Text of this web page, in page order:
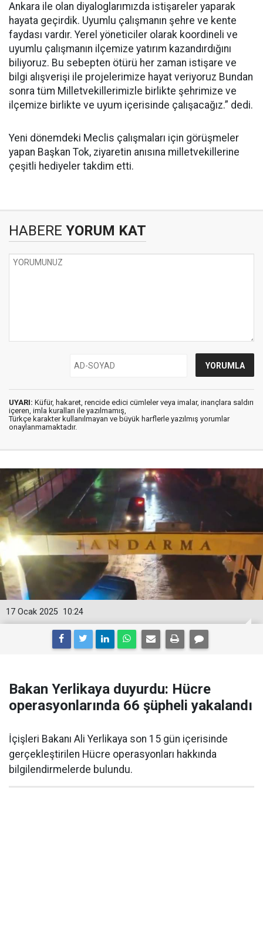
Ankara ile olan diyaloglarımızda istişareler yaparak
hayata geçirdik. Uyumlu çalışmanın şehre ve kente
faydası vardır. Yerel yöneticiler olarak koordineli ve
uyumlu çalışmanın ilçemize yatırım kazandırdığını
biliyoruz. Bu sebepten ötürü her zaman istişare ve
bilgi alışverişi ile projelerimize hayat veriyoruz Bundan
sonra tüm Milletvekillerimizle birlikte şehrimize ve
ilçemize birlikte ve uyum içerisinde çalışacağız.” dedi.
Yeni dönemdeki Meclis çalışmaları için görüşmeler
yapan Başkan Tok, ziyaretin anısına milletvekillerine
çeşitli hediyeler takdim etti.
HABERE YORUM KAT
UYARI: Küfür, hakaret, rencide edici cümleler veya imalar, inançlara saldırı
içeren, imla kuralları ile yazılmamış,
Türkçe karakter kullanılmayan ve büyük harflerle yazılmış yorumlar
onaylanmamaktadır.
10:24
17 Ocak 2025
Bakan Yerlikaya duyurdu: Hücre
operasyonlarında 66 şüpheli yakalandı
İçişleri Bakanı Ali Yerlikaya son 15 gün içerisinde
gerçekleştirilen Hücre operasyonları hakkında
bilgilendirmelerde bulundu.